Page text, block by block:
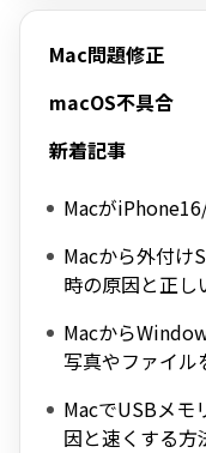
Mac問題修正
macOS不具合
新着記事
Macが
Macから外付け
時の原因と正し
Macから
写真やファイル
MacでUSBメモ
因と速くする方